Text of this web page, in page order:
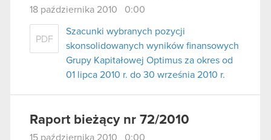
18 października 2010 0:00
PDF
Szacunki wybranych pozycji
skonsolidowanych wyników finansowych
Grupy Kapitałowej Optimus za okres od
01 lipca 2010 r. do 30 września 2010 r.
Raport bieżący nr 72/2010
15 października 2010 0:00